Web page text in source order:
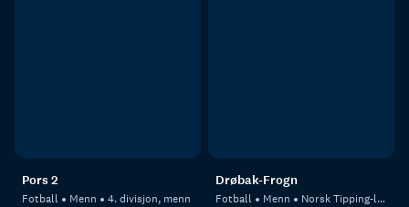
Pors 2
Fotball Menn 4. divisjon, menn
Drøbak-Frogn
Fotball Menn Norsk Tipping-ligaen